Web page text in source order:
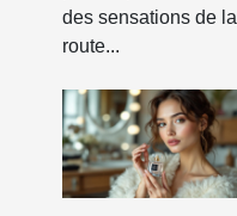
des sensations de la
route...